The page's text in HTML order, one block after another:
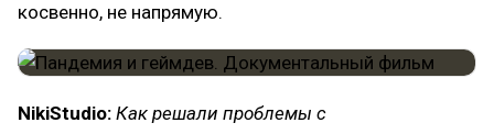
косвенно, не напрямую.
NikiStudio: Как решали проблемы с